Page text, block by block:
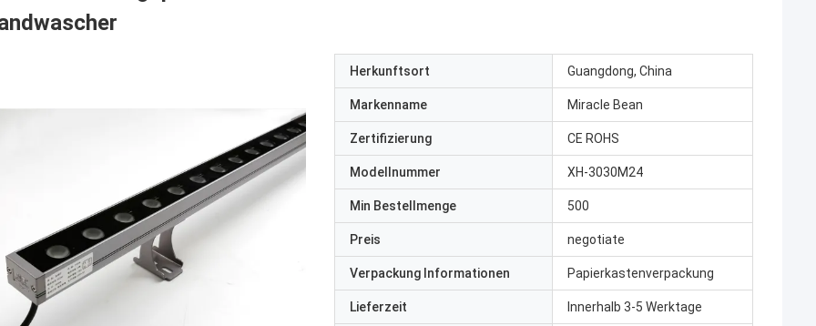
Herkunftsort Guangdong, China
Markenname Miracle Bean
Zertifizierung CE ROHS
Modellnummer XH-3030M24
Min Bestellmenge 500
Preis negotiate
Verpackung Informationen Papierkastenverpackung
Lieferzeit Innerhalb 3-5 Werktage